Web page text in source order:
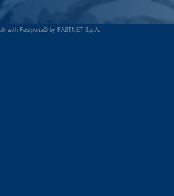
with Fastportal3 by FASTNET S.p.A.